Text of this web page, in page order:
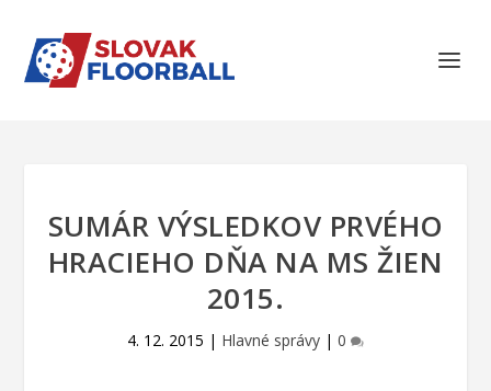
SUMÁR VÝSLEDKOV PRVÉHO
HRACIEHO DŇA NA MS ŽIEN
2015.
4. 12. 2015 | Hlavné správy | 0